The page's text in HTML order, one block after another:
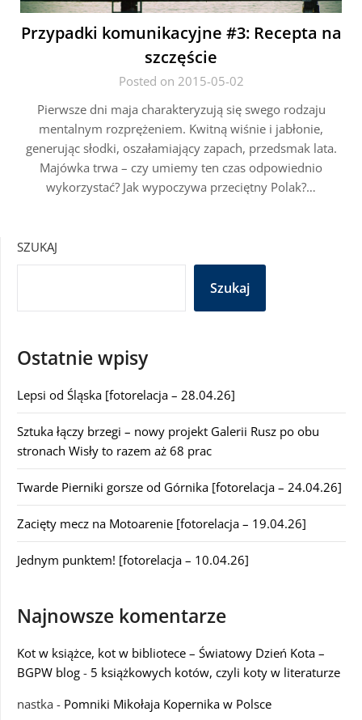
Przypadki komunikacyjne #3: Recepta na
szczęście
Posted on 2015-05-02
Pierwsze dni maja charakteryzują się swego rodzaju
mentalnym rozprężeniem. Kwitną wiśnie i jabłonie,
generując słodki, oszałamiający zapach, przedsmak lata.
Majówka trwa – czy umiemy ten czas odpowiednio
wykorzystać? Jak wypoczywa przeciętny Polak?…
SZUKAJ
Szukaj
Ostatnie wpisy
Lepsi od Śląska [fotorelacja – 28.04.26]
Sztuka łączy brzegi – nowy projekt Galerii Rusz po obu
stronach Wisły to razem aż 68 prac
Twarde Pierniki gorsze od Górnika [fotorelacja – 24.04.26]
Zacięty mecz na Motoarenie [fotorelacja – 19.04.26]
Jednym punktem! [fotorelacja – 10.04.26]
Najnowsze komentarze
Kot w książce, kot w bibliotece – Światowy Dzień Kota –
BGPW blog - 5 książkowych kotów, czyli koty w literaturze
nastka - Pomniki Mikołaja Kopernika w Polsce